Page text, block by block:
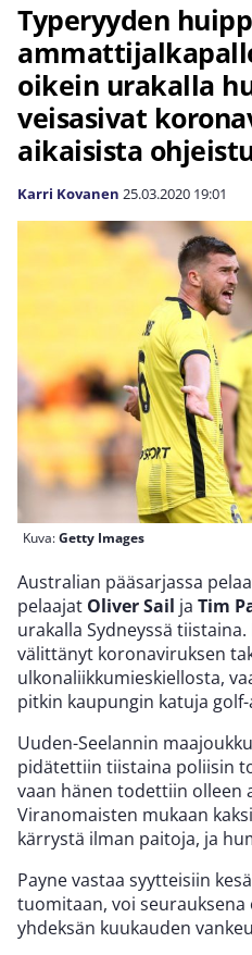
Typeryyden
oikein urakalla
veisasivat
aikaisista
Karri Kovanen 25.03.2020 19:01
Kuva:Getty Images
Australian pääsarjassa
pelaajat Oliver Sail ja Tim
urakalla Sydneyssä
välittänyt koronaviruksen
ulkonaliikkumieskiellosta,
pitkin kaupungin katuja
Uuden-Seelannin
pidätettiin tiistaina poliisin
vaan hänen todettiin olleen
Viranomaisten mukaan
kärrystä ilman paitoja, ja
Payne vastaa syytteisiin
tuomitaan, voi
yhdeksän kuukauden